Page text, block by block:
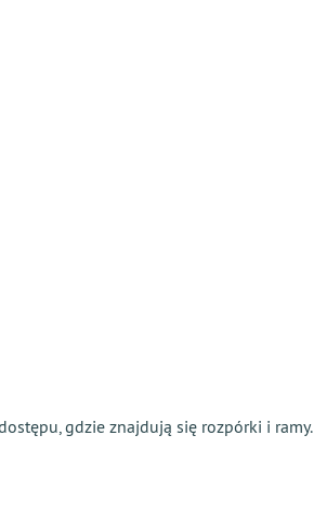
gdzie znajdują się rozpórki i ramy.